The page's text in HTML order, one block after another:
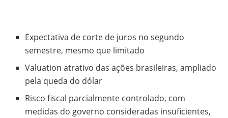
Expectativa de corte de juros no segundo
semestre, mesmo que limitado
Valuation atrativo das ações brasileiras, ampliado
pela queda do dólar
Risco fiscal parcialmente controlado, com
medidas do governo consideradas insuficientes,